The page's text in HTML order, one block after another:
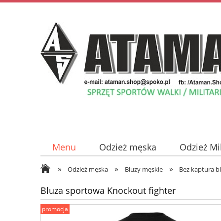
Menu Odzież męska
Odzież
Odzież damska
Płyty z Muzyką
» Odzież męska » Bluzy męskie » Bez kaptura
Bluza sportowa Knockout fighter
promocja